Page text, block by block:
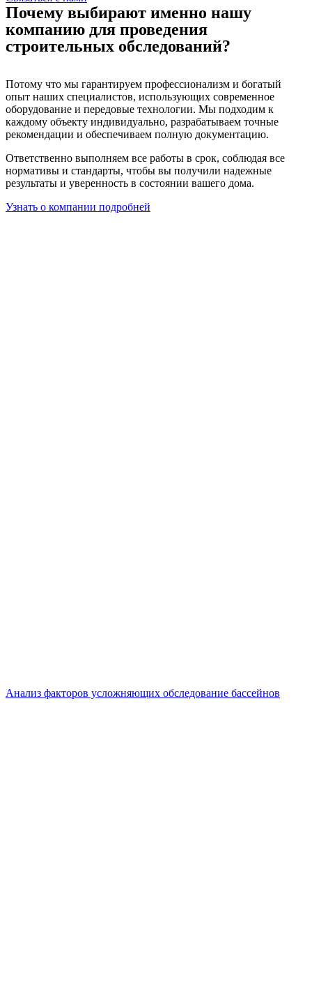
Почему выбирают именно нашу
компанию для проведения
строительных обследований?
Потому что мы гарантируем профессионализм и богатый
опыт наших специалистов, использующих современное
оборудование и передовые технологии. Мы подходим к
каждому объекту индивидуально, разрабатываем точные
рекомендации и обеспечиваем полную документацию.
Ответственно выполняем все работы в срок, соблюдая все
нормативы и стандарты, чтобы вы получили надежные
результаты и уверенность в состоянии вашего дома.
Узнать о компании подробней
Анализ факторов усложняющих обследование бассейнов